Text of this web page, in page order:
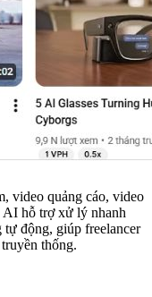
video quảng cáo, video
AI hỗ trợ xử lý nhanh
tự động, giúp freelancer
thống.